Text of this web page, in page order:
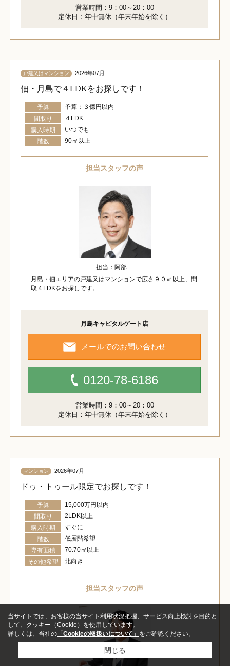
営業時間：9：00～20：00
定休日：年中無休（年末年始を除く）
戸建又はマンション 2026年07月
佃・月島で４LDKをお探しです！
予算
予算：３億円以内
間取り
４LDK
購入時期
いつでも
階数
90㎡以上
担当スタッフの声
担当：阿部
月島・佃エリアの戸建又はマンションで広さ９０㎡以上、間
取４LDKをお探しです。
月島キャピタルゲート店
メールでのお問い合わせ
0120-78-6186
営業時間：9：00～20：00
定休日：年中無休（年末年始を除く）
マンション 2026年07月
ドゥ・トゥール限定でお探しです！
予算
15,000万円以内
間取り
2LDK以上
購入時期
すぐに
階数
低層階希望
専有面積
70.70㎡以上
その他希望
北向き
担当スタッフの声
当サイトでは、お客様の当サイト利用状況把握、サービス向上検討を目的と
して、クッキー（Cookie）を使用しています。
詳しくは、当社の 「Cookieの取扱いについて」 をご確認ください。
閉じる